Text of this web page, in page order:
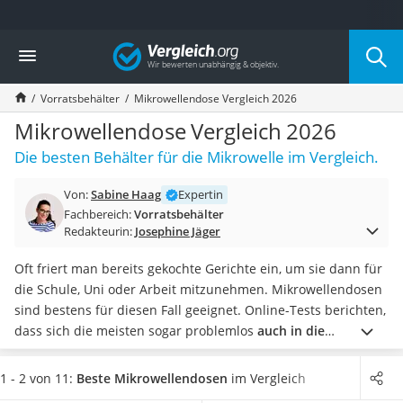
Die beliebtesten Vergleiche nach Kategorie
Haushalt
Wassersprudler
Zentralstaubsauger
Brotbackautomat
Wischroboter
Wäschespinne
Spülmaschinentabs
Akku-Staubsauger
AEG-Waschmaschine
Saug-Wisch-Roboter
Handstaubsauger
Milchaufschäumer
Kondenstrockner
Reiskocher
Vergleich
Vorratsbehälter Mikrowellendose Vergleich 2026
Mikrowellendose Vergleich 2026
Die besten Behälter für die Mikrowelle im Vergleich.
Von:Sabine Haag
Expertin
Fachbereich:Vorratsbehälter
Redakteurin: Josephine Jäger
Oft friert man bereits gekochte Gerichte ein, um sie dann für
die Schule, Uni oder Arbeit mitzunehmen. Mikrowellendosen
sind bestens für diesen Fall geeignet. Online-Tests berichten,
dass sich die meisten sogar problemlos auch in die
Spülmaschine oder den Backofengeben lassen. Manche
dieser Dosen sind mit einem Ventil ausgestattet, sodass der
1 - 2 von 11: Beste Mikrowellendosen im Vergleich